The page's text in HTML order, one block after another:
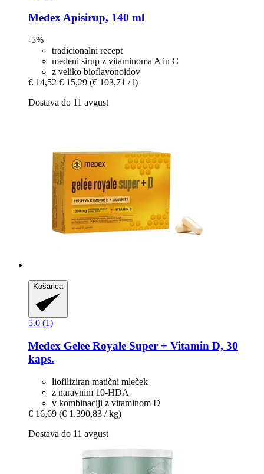
Medex Apisirup, 140 ml
-5%
tradicionalni recept
medeni sirup z vitaminoma A in C
z veliko bioflavonoidov
€ 14,52 € 15,29 (€ 103,71 / l)
Dostava do 11 avgust
Košarica
5.0 (1)
Medex Gelee Royale Super + Vitamin D, 30
kaps.
liofiliziran matični mleček
z naravnim 10-HDA
v kombinaciji z vitaminom D
€ 16,69 (€ 1.390,83 / kg)
Dostava do 11 avgust